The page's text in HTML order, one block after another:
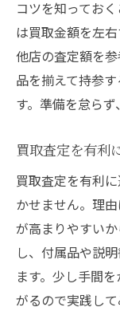
コツを知ってお
は買取金額を左
他店の査定額を
品を揃えて持参
す。準備を怠ら
買取査定を有利
買取査定を有利
かせません。理
が高まりやすい
し、付属品や説
ます。少し手間
がるので実践して